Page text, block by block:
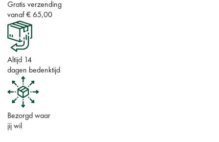
Gratis verzending
vanaf € 65,00
Altijd 14
dagen bedenktijd
Bezorgd waar
jij wil